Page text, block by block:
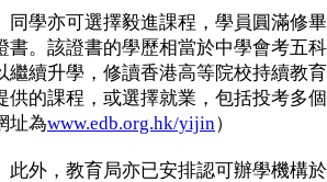
亦可選擇毅進課程，學員圓滿修畢
書。該證書的學歷相當於中學會考五
繼續升學，修讀香港高等院校持續教
供的課程，或選擇就業，包括投考多
址為www.edb.org.hk/yijin）
，教育局亦已安排認可辦學機構於